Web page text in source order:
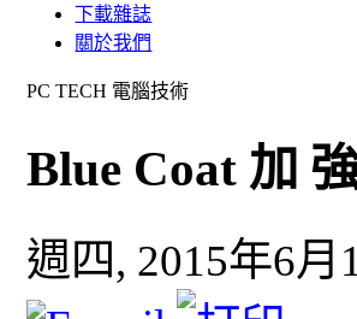
下載雜誌
關於我們
PC TECH 電腦技術
Blue Coat 加
週四, 2015年6月